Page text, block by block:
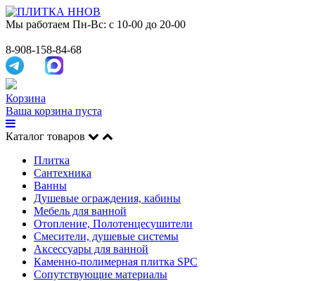
Мы работаем Пн-Вс: с 10-00 до 20-00
8-908-158-84-68
Корзина
Ваша корзина пуста
Каталог товаров
Плитка
Сантехника
Ванны
Душевые ограждения, кабины
Мебель для ванной
Отопление, Полотенцесушители
Смесители, душевые системы
Аксессуары для ванной
Каменно-полимерная плитка SPC
Сопутствующие материалы